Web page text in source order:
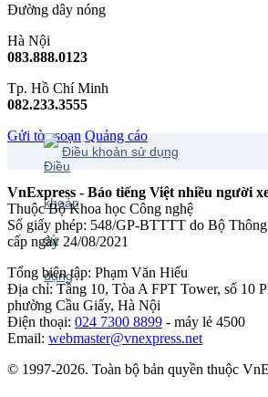
Đường dây nóng
Hà Nội
083.888.0123
Tp. Hồ Chí Minh
082.233.3555
Gửi tòa soạn Quảng cáo
Điều khoản sử dụng
VnExpress - Báo tiếng Việt nhiều người
Thuộc Bộ Khoa học Công nghệ
Số giấy phép: 548/GP-BTTTT do Bộ
cấp ngày 24/08/2021
Tổng biên tập: Phạm Văn Hiếu
Địa chỉ: Tầng 10, Tòa A FPT Tower, số 10
phường Cầu Giấy, Hà Nội
Điện thoại: 024 7300 8899 - máy lẻ 4500
Email: webmaster@vnexpress.net
© 1997-2026. Toàn bộ bản quyền thuộc